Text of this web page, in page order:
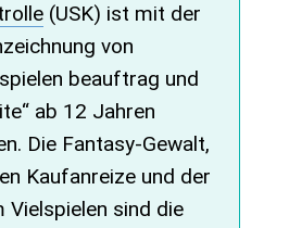
(USK) ist mit der
von
beauftrag und
ab 12 Jahren
Die Fantasy-Gewalt,
Kaufanreize und der
Vielspielen sind die